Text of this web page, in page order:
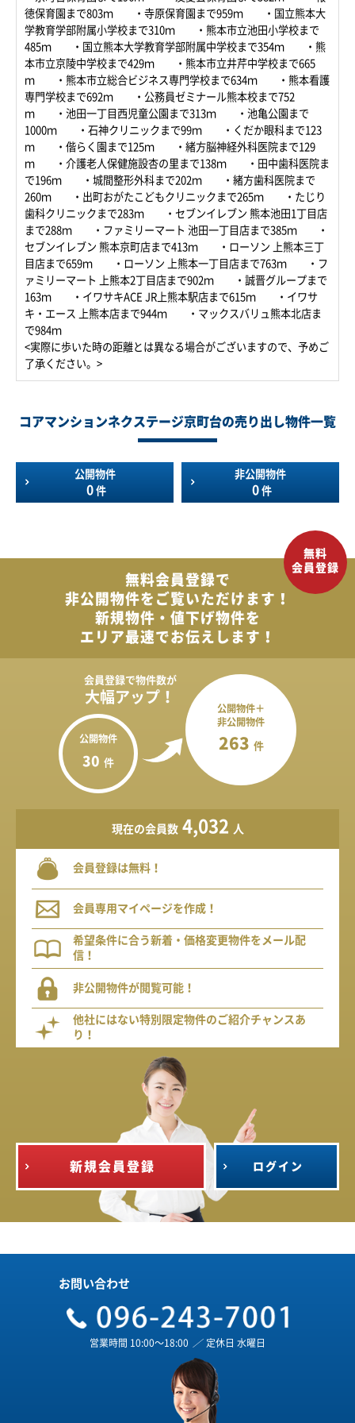
徳保育園まで803ｍ ・寺原保育園まで959ｍ ・国立熊本大
学教育学部附属小学校まで310ｍ ・熊本市立池田小学校まで
485ｍ ・国立熊本大学教育学部附属中学校まで354ｍ ・熊
本市立京陵中学校まで429ｍ ・熊本市立井芹中学校まで665
ｍ ・熊本市立総合ビジネス専門学校まで634ｍ ・熊本看護
専門学校まで692ｍ ・公務員ゼミナール熊本校まで752
ｍ ・池田一丁目西児童公園まで313ｍ ・池亀公園まで
1000ｍ ・石神クリニックまで99ｍ ・くだか眼科まで123
ｍ ・偕らく園まで125ｍ ・緒方脳神経外科医院まで129
ｍ ・介護老人保健施設杏の里まで138ｍ ・田中歯科医院ま
で196ｍ ・城間整形外科まで202ｍ ・緒方歯科医院まで
260ｍ ・出町おがたこどもクリニックまで265ｍ ・たじり
歯科クリニックまで283ｍ ・セブンイレブン 熊本池田1丁目店
まで288ｍ ・ファミリーマート 池田一丁目店まで385ｍ ・
セブンイレブン 熊本京町店まで413ｍ ・ローソン 上熊本三丁
目店まで659ｍ ・ローソン 上熊本一丁目店まで763ｍ ・フ
ァミリーマート 上熊本2丁目店まで902ｍ ・誠晋グループまで
163ｍ ・イワサキACE JR上熊本駅店まで615ｍ ・イワサ
キ・エース 上熊本店まで944ｍ ・マックスバリュ熊本北店ま
で984ｍ
<実際に歩いた時の距離とは異なる場合がございますので、予めご
了承ください。>
コアマンションネクステージ京町台の売り出し物件一覧
公開物件
0 件
非公開物件
0 件
無料会員登録で
非公開物件を ご覧いただけます！
新規物件・値下げ物件を
エリア最速でお伝えします！
会員登録で物件数が
大幅アップ！
公開物件
30 件
公開物件＋
非公開物件
263 件
現在の会員数 4,032 人
会員登録は無料！
会員専用マイページを作成！
希望条件に合う新着・価格変更物件をメール配
信！
非公開物件が閲覧可能！
他社にはない特別限定物件のご紹介チャンスあ
り！
新規会員登録 ログイン
お問い合わせ
営業時間 10:00～18:00 ／ 定休日 水曜日